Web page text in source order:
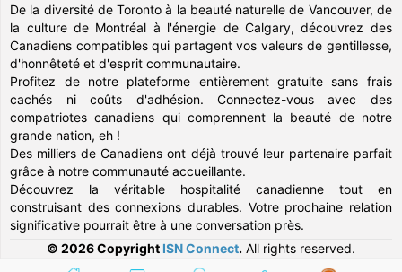
De la diversité de Toronto à la beauté naturelle de Vancouver, de
la culture de Montréal à l'énergie de Calgary, découvrez des
Canadiens compatibles qui partagent vos valeurs de gentillesse,
d'honnêteté et d'esprit communautaire.
Profitez de notre plateforme entièrement gratuite sans frais
cachés ni coûts d'adhésion. Connectez-vous avec des
compatriotes canadiens qui comprennent la beauté de notre
grande nation, eh !
Des milliers de Canadiens ont déjà trouvé leur partenaire parfait
grâce à notre communauté accueillante.
Découvrez la véritable hospitalité canadienne tout en
construisant des connexions durables. Votre prochaine relation
significative pourrait être à une conversation près.
© 2026 Copyright ISN Connect. All rights reserved.